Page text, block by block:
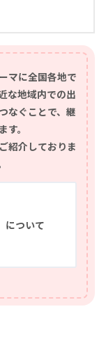
マに全国各地で
な地域内での出
なぐことで、継
。
紹介しておりま
について